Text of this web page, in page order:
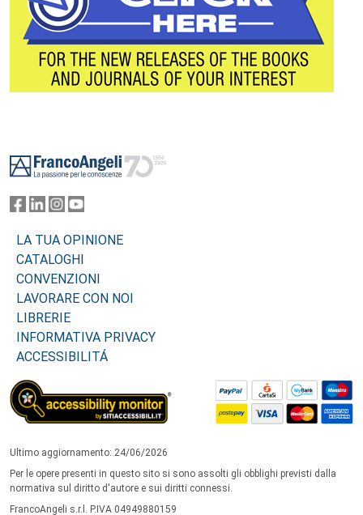
LA TUA OPINIONE
CATALOGHI
CONVENZIONI
LAVORARE CON NOI
LIBRERIE
INFORMATIVA PRIVACY
ACCESSIBILITÁ
Ultimo aggiornamento: 24/06/2026
Per le opere presenti in questo sito si sono assolti gli obblighi previsti dalla
normativa sul diritto d'autore e sui diritti connessi.
FrancoAngeli s.r.l. P.IVA 04949880159